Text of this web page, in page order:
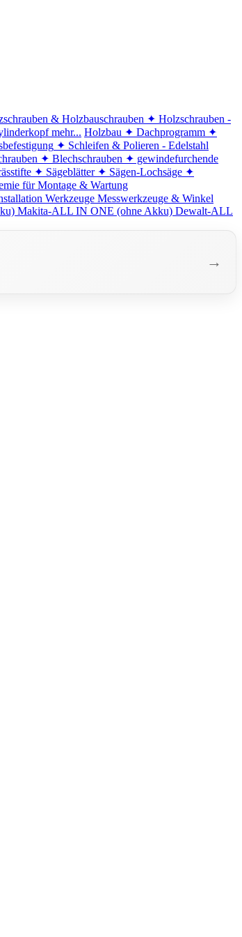
& Holzbauschrauben ✦ Holzschrauben -
mehr... Holzbau ✦ Dachprogramm ✦
✦ Schleifen & Polieren - Edelstahl
✦ Blechschrauben ✦ gewindefurchende
✦ Sägeblätter ✦ Sägen-Lochsäge ✦
für Montage & Wartung
Werkzeuge Messwerkzeuge & Winkel
Makita-ALL IN ONE (ohne Akku) Dewalt-ALL
→